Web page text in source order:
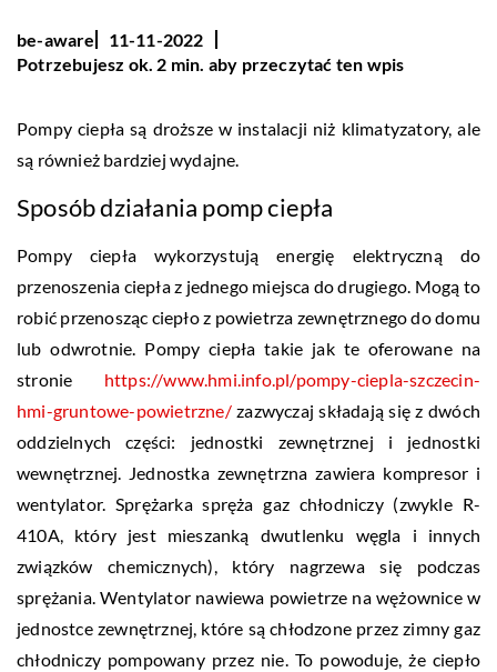
be-aware
11-11-2022
Potrzebujesz ok. 2 min. aby przeczytać ten wpis
Pompy ciepła są droższe w instalacji niż klimatyzatory, ale
są również bardziej wydajne.
Sposób działania pomp ciepła
Pompy ciepła wykorzystują energię elektryczną do
przenoszenia ciepła z jednego miejsca do drugiego. Mogą to
robić przenosząc ciepło z powietrza zewnętrznego do domu
lub odwrotnie. Pompy ciepła takie jak te oferowane na
stronie https://www.hmi.info.pl/pompy-ciepla-szczecin-
hmi-gruntowe-powietrzne/zazwyczaj składają się z dwóch
oddzielnych części: jednostki zewnętrznej i jednostki
wewnętrznej. Jednostka zewnętrzna zawiera kompresor i
wentylator. Sprężarka spręża gaz chłodniczy (zwykle R-
410A, który jest mieszanką dwutlenku węgla i innych
związków chemicznych), który nagrzewa się podczas
sprężania. Wentylator nawiewa powietrze na wężownice w
jednostce zewnętrznej, które są chłodzone przez zimny gaz
chłodniczy pompowany przez nie. To powoduje, że ciepło